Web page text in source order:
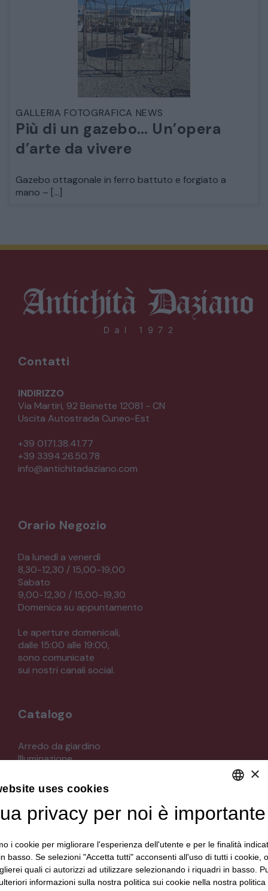
STRUMENTI MUSICALI
VEICOLI D’EPOCA
GALLERIA FOTOGRAFICA NEWS
Più di un gazebo… Un’opera
d’arte da vivere
Gazebo ottagonale in ferro battuto e forgiato a
mano – […]
Contatti
INDIRIZZO
Via Martiri, 92 Beinette 12081 - CN
Uscita Autostrada Cuneo-Est
+39 0171.38.41.77
+39 3394.26.50.78
info@antichitadaziano.com
Orario Negozio
Da lunedì a venerdì
8,30-12,30 / 15,00-19,00
Sabato
9,00-12,30 / 15,00-19,30
Domenica su appuntamento
Le aperture domenicali,
dalle 15:00 alle 19:00,
sono comunicate
sui nostri canali social.
Catalogo
Arredo da giardino
Illuminazione
Mobili
Oggettistica
Orologeria
Quadri stampe
Strumenti musicali e accessori
Tappeti e tessuti
Veicoli d'epoca
DEFAULT LANGUAGE
ITALIAN
×
uses cookies
privacy per noi è importante
i cookie per migliorare l'esperienza dell'utente e per le finalità
basso. Se selezioni "Accetta tutti" acconsenti all'uso di tutti i cookie,
quali ci autorizzi ad utilizzare selezionando i riquadri in basso.
informazioni sulla nostra politica sui cookie nella nostra politica